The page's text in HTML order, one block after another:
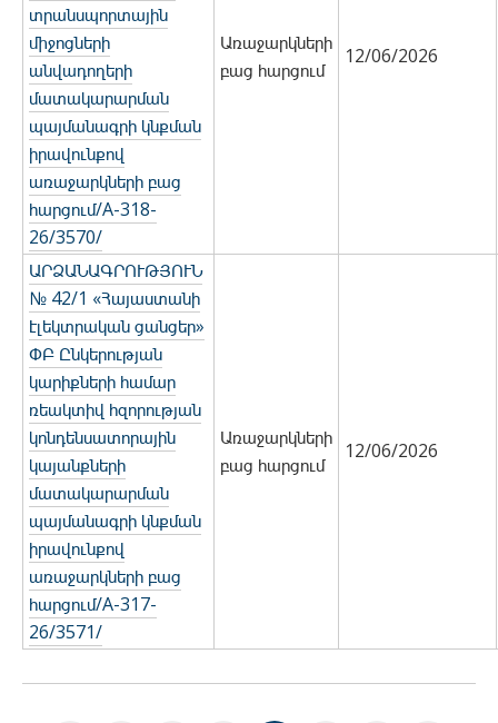
տրանսպորտային
միջոցների
անվադողերի
մատակարարման
պայմանագրի կնքման
իրավունքով
առաջարկների բաց
հարցում/A-318-
26/3570/
Առաջարկների
բաց հարցում
12/06/2026
ԱՐՁԱՆԱԳՐՈՒԹՅՈՒՆ
№ 42/1 «Հայաստանի
էլեկտրական ցանցեր»
ՓԲ Ընկերության
կարիքների համար
ռեակտիվ հզորության
կոնդենսատորային
կայանքների
մատակարարման
պայմանագրի կնքման
իրավունքով
առաջարկների բաց
հարցում/A-317-
26/3571/
Առաջարկների
բաց հարցում
12/06/2026